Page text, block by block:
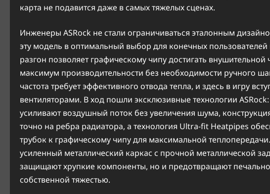
карта не подавится даже в самых тяжелых сценах.
Инженеры ASRock не стали ограничиваться эталонным
эту модель в оптимальный выбор для конечных
разгон позволяет графическому чипу достигать
максимум производительности без необходимости ручного
частота требует эффективного отвода тепла, и здесь в игру
вентиляторами. В ход пошли эксклюзивные технологии
усиливают воздушный поток без увеличения шума,
точно на ребра радиатора, а технология Ultra-fit Heatpipes
трубок к графическому чипу для максимальной
усиленный металлический каркас с прочной металлической
защищают хрупкие компоненты, но и предотвращают
собственной тяжестью.